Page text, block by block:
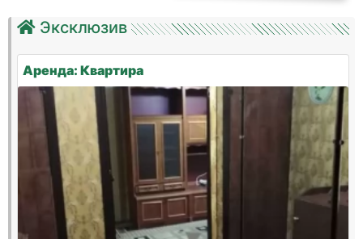
Эксклюзив
Аренда: Квартира